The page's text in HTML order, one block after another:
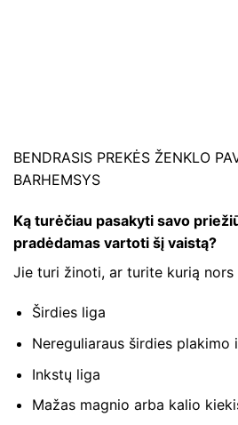
BENDRASIS PREKĖS ŽENKLO
BARHEMSYS
Ką turėčiau pasakyti savo
pradėdamas vartoti šį vaistą?
Jie turi žinoti, ar turite kurią nors
Širdies liga
Nereguliaraus širdies plakimo
Inkstų liga
Mažas magnio arba kalio